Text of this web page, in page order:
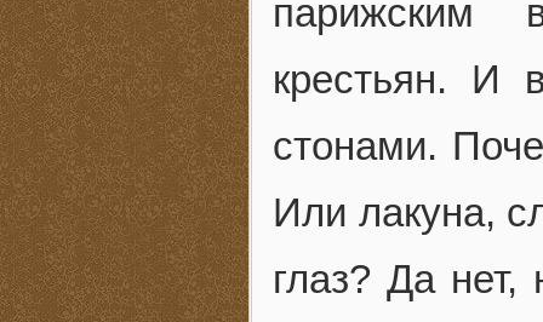
парижским
крестьян. И
стонами.
Или лакуна,
глаз? Да